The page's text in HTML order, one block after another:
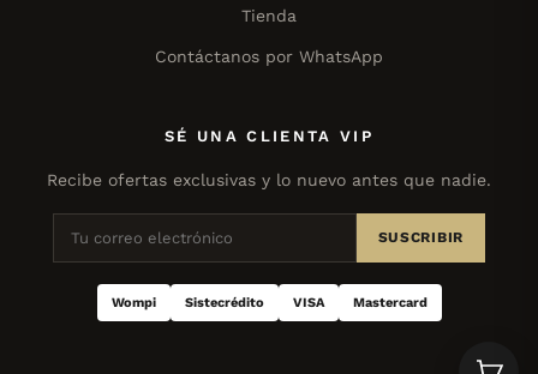
Tienda
Contáctanos por WhatsApp
SÉ UNA CLIENTA VIP
Recibe ofertas exclusivas y lo nuevo antes que nadie.
SUSCRIBIR
Wompi Sistecrédito VISA Mastercard